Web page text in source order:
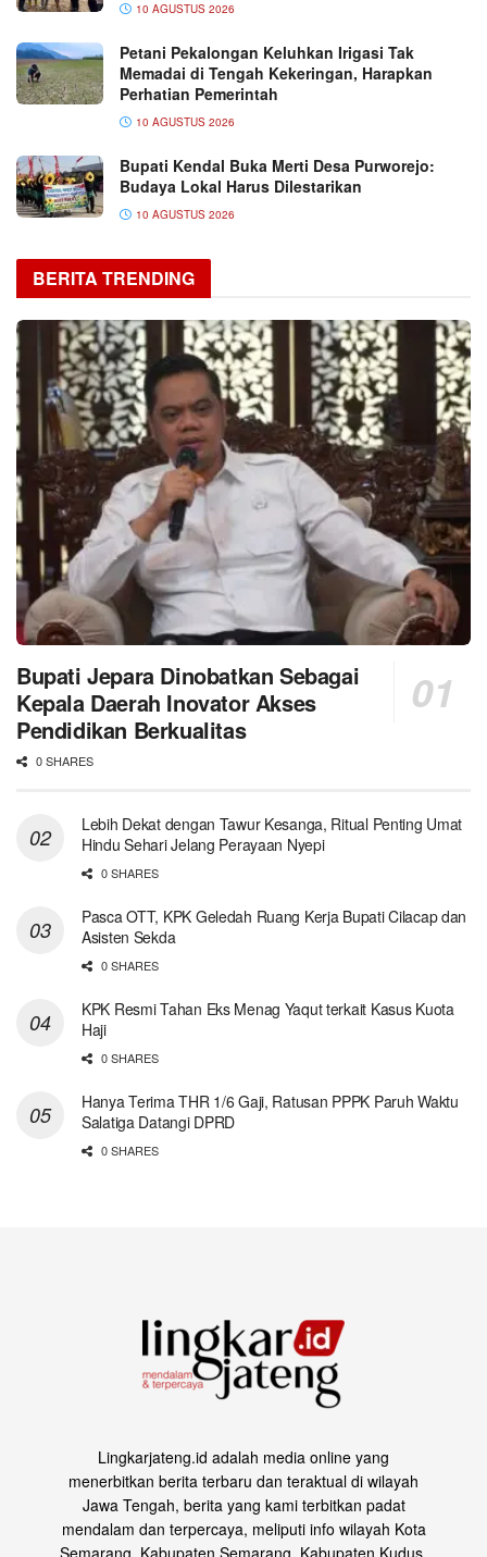
10 AGUSTUS 2026
Petani Pekalongan Keluhkan Irigasi Tak
Memadai di Tengah Kekeringan, Harapkan
Perhatian Pemerintah
10 AGUSTUS 2026
Bupati Kendal Buka Merti Desa Purworejo:
Budaya Lokal Harus Dilestarikan
10 AGUSTUS 2026
BERITA TRENDING
Bupati Jepara Dinobatkan Sebagai
Kepala Daerah Inovator Akses
Pendidikan Berkualitas
0 SHARES
Lebih Dekat dengan Tawur Kesanga, Ritual Penting Umat
Hindu Sehari Jelang Perayaan Nyepi
0 SHARES
Pasca OTT, KPK Geledah Ruang Kerja Bupati Cilacap dan
Asisten Sekda
0 SHARES
KPK Resmi Tahan Eks Menag Yaqut terkait Kasus Kuota
Haji
0 SHARES
Hanya Terima THR 1/6 Gaji, Ratusan PPPK Paruh Waktu
Salatiga Datangi DPRD
0 SHARES
Lingkarjateng.id adalah media online yang
menerbitkan berita terbaru dan teraktual di wilayah
Jawa Tengah, berita yang kami terbitkan padat
mendalam dan terpercaya, meliputi info wilayah Kota
Semarang, Kabupaten Semarang, Kabupaten Kudus,